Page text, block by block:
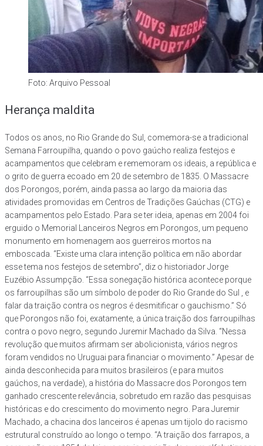
Foto: Arquivo Pessoal
Herança maldita
Todos os anos, no Rio Grande do Sul, comemora-se a tradicional
Semana Farroupilha, quando o povo gaúcho realiza festejos e
acampamentos que celebram e rememoram os ideais, a república e
o grito de guerra ecoado em 20 de setembro de 1835. O Massacre
dos Porongos, porém, ainda passa ao largo da maioria das
atividades promovidas em Centros de Tradições Gaúchas (CTG) e
acampamentos pelo Estado. Para se ter ideia, apenas em 2004 foi
erguido o Memorial Lanceiros Negros em Porongos, um pequeno
monumento em homenagem aos guerreiros mortos na
emboscada. “Existe uma clara intenção política em não abordar
esse tema nos festejos de setembro”, diz o historiador Jorge
Euzébio Assumpção. “Essa sonegação histórica acontece porque
os farroupilhas são um símbolo de poder do Rio Grande do Sul , e
falar da traição contra os negros é desmitificar o gauchismo.” Só
que Porongos não foi, exatamente, a única traição dos farroupilhas
contra o povo negro, segundo Juremir Machado da Silva. “Nessa
revolução que muitos afirmam ser abolicionista, vários negros
foram vendidos no Uruguai para financiar o movimento.” Apesar de
ainda desconhecida para muitos brasileiros (e para muitos
gaúchos, na verdade), a história do Massacre dos Porongos tem
ganhado crescente relevância, sobretudo em razão das pesquisas
históricas e do crescimento do movimento negro. Para Juremir
Machado, a chacina dos lanceiros é apenas um tijolo do racismo
estrutural construído ao longo o tempo. “A traição dos farrapos, a